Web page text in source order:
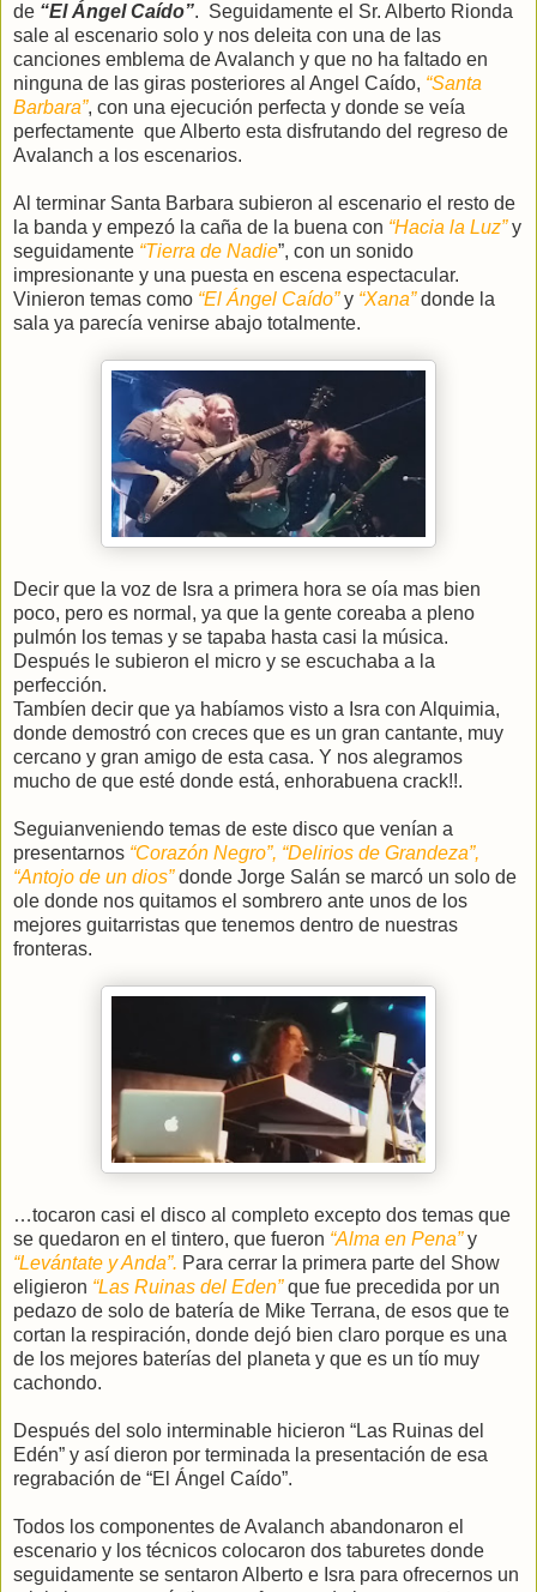
de “El Ángel Caído”. Seguidamente el Sr. Alberto Rionda
sale al escenario solo y nos deleita con una de las
canciones emblema de Avalanch y que no ha faltado en
ninguna de las giras posteriores al Angel Caído, “Santa
Barbara”, con una ejecución perfecta y donde se veía
perfectamente que Alberto esta disfrutando del regreso de
Avalanch a los escenarios.
Al terminar Santa Barbara subieron al escenario el resto de
la banda y empezó la caña de la buena con “Hacia la Luz”y
seguidamente “Tierra de Nadie”, con un sonido
impresionante y una puesta en escena espectacular.
Vinieron temas como “El Ángel Caído”y “Xana”donde la
sala ya parecía venirse abajo totalmente.
Decir que la voz de Isra a primera hora se oía mas bien
poco, pero es normal, ya que la gente coreaba a pleno
pulmón los temas y se tapaba hasta casi la música.
Después le subieron el micro y se escuchaba a la
perfección.
Tambíen decir que ya habíamos visto a Isra con Alquimia,
donde demostró con creces que es un gran cantante, muy
cercano y gran amigo de esta casa. Y nos alegramos
mucho de que esté donde está, enhorabuena crack!!.
Seguianveniendo temas de este disco que venían a
presentarnos “Corazón Negro”, “Delirios de Grandeza”,
“Antojo de un dios”donde Jorge Salán se marcó un solo de
ole donde nos quitamos el sombrero ante unos de los
mejores guitarristas que tenemos dentro de nuestras
fronteras.
…tocaron casi el disco al completo excepto dos temas que
se quedaron en el tintero, que fueron “Alma en Pena”y
“Levántate y Anda”. Para cerrar la primera parte del Show
eligieron “Las Ruinas del Eden”que fue precedida por un
pedazo de solo de batería de Mike Terrana, de esos que te
cortan la respiración, donde dejó bien claro porque es una
de los mejores baterías del planeta y que es un tío muy
cachondo.
Después del solo interminable hicieron “Las Ruinas del
Edén” y así dieron por terminada la presentación de esa
regrabación de “El Ángel Caído”.
Todos los componentes de Avalanch abandonaron el
escenario y los técnicos colocaron dos taburetes donde
seguidamente se sentaron Alberto e Isra para ofrecernos un